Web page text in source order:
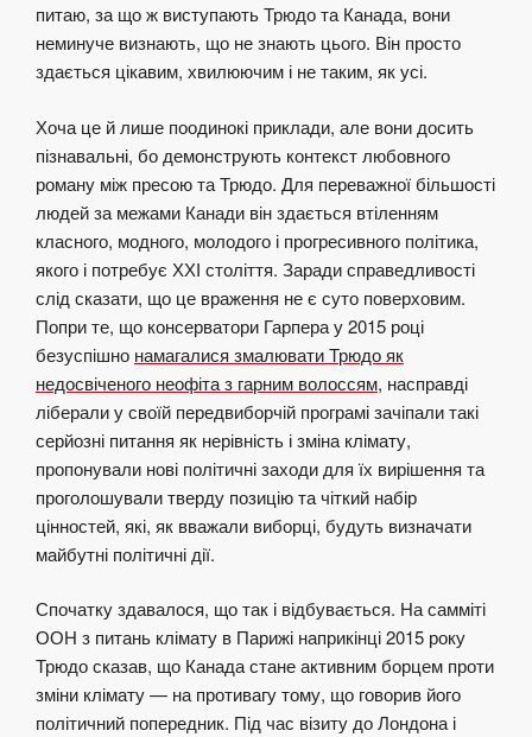
питаю, за що ж виступають Трюдо та Канада, вони
неминуче визнають, що не знають цього. Він просто
здається цікавим, хвилюючим і не таким, як усі.
Хоча це й лише поодинокі приклади, але вони досить
пізнавальні, бо демонструють контекст любовного
роману між пресою та Трюдо. Для переважної більшості
людей за межами Канади він здається втіленням
класного, модного, молодого і прогресивного політика,
якого і потребує ХХІ століття. Заради справедливості
слід сказати, що це враження не є суто поверховим.
Попри те, що консерватори Гарпера у 2015 році
безуспішно намагалися змалювати Трюдо як
недосвіченого неофіта з гарним волоссям, насправді
ліберали у своїй передвиборчій програмі зачіпали такі
серйозні питання як нерівність і зміна клімату,
пропонували нові політичні заходи для їх вирішення та
проголошували тверду позицію та чіткий набір
цінностей, які, як вважали виборці, будуть визначати
майбутні політичні дії.
Спочатку здавалося, що так і відбувається. На самміті
ООН з питань клімату в Парижі наприкінці 2015 року
Трюдо сказав, що Канада стане активним борцем проти
зміни клімату — на противагу тому, що говорив його
політичний попередник. Під час візиту до Лондона і